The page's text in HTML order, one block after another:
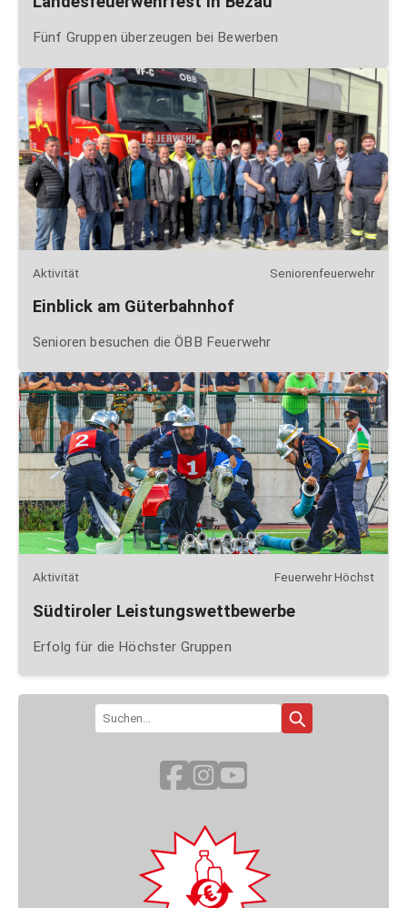
Fünf Gruppen überzeugen bei Bewerben
Aktivität Seniorenfeuerwehr
Einblick am Güterbahnhof
Senioren besuchen die ÖBB Feuerwehr
Aktivität Feuerwehr Höchst
Südtiroler Leistungswettbewerbe
Erfolg für die Höchster Gruppen